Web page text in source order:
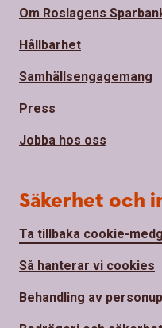
Om Roslagens
Hållbarhet
Samhällsengagemang
Press
Jobba hos oss
Säkerhet och
Ta tillbaka cookie-
Så hanterar vi cookies
Behandling av